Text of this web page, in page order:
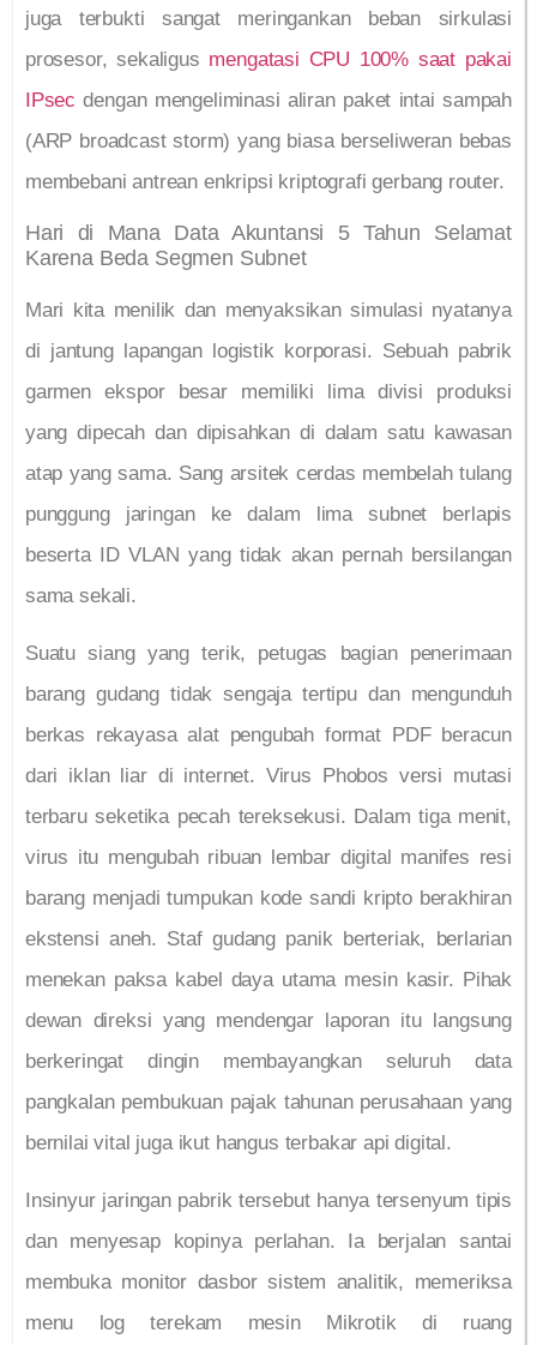
juga terbukti sangat meringankan beban sirkulasi
prosesor, sekaligus mengatasi CPU 100% saat pakai
IPsec dengan mengeliminasi aliran paket intai sampah
(ARP broadcast storm) yang biasa berseliweran bebas
membebani antrean enkripsi kriptografi gerbang router.
Hari di Mana Data Akuntansi 5 Tahun Selamat
Karena Beda Segmen Subnet
Mari kita menilik dan menyaksikan simulasi nyatanya
di jantung lapangan logistik korporasi. Sebuah pabrik
garmen ekspor besar memiliki lima divisi produksi
yang dipecah dan dipisahkan di dalam satu kawasan
atap yang sama. Sang arsitek cerdas membelah tulang
punggung jaringan ke dalam lima subnet berlapis
beserta ID VLAN yang tidak akan pernah bersilangan
sama sekali.
Suatu siang yang terik, petugas bagian penerimaan
barang gudang tidak sengaja tertipu dan mengunduh
berkas rekayasa alat pengubah format PDF beracun
dari iklan liar di internet. Virus Phobos versi mutasi
terbaru seketika pecah tereksekusi. Dalam tiga menit,
virus itu mengubah ribuan lembar digital manifes resi
barang menjadi tumpukan kode sandi kripto berakhiran
ekstensi aneh. Staf gudang panik berteriak, berlarian
menekan paksa kabel daya utama mesin kasir. Pihak
dewan direksi yang mendengar laporan itu langsung
berkeringat dingin membayangkan seluruh data
pangkalan pembukuan pajak tahunan perusahaan yang
bernilai vital juga ikut hangus terbakar api digital.
Insinyur jaringan pabrik tersebut hanya tersenyum tipis
dan menyesap kopinya perlahan. Ia berjalan santai
membuka monitor dasbor sistem analitik, memeriksa
menu log terekam mesin Mikrotik di ruang